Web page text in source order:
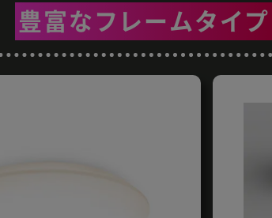
豊富なフレームタイプ